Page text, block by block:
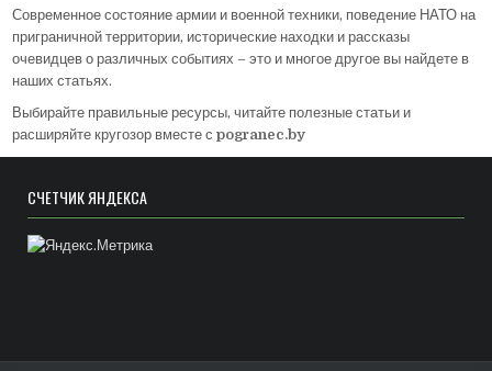
Современное состояние армии и военной техники, поведение НАТО на
приграничной территории, исторические находки и рассказы
очевидцев о различных событиях – это и многое другое вы найдете в
наших статьях.
Выбирайте правильные ресурсы, читайте полезные статьи и
расширяйте кругозор вместе сpogranec.by
СЧЁТЧИК ЯНДЕКСА